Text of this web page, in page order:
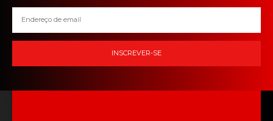
INSCREVER-SE